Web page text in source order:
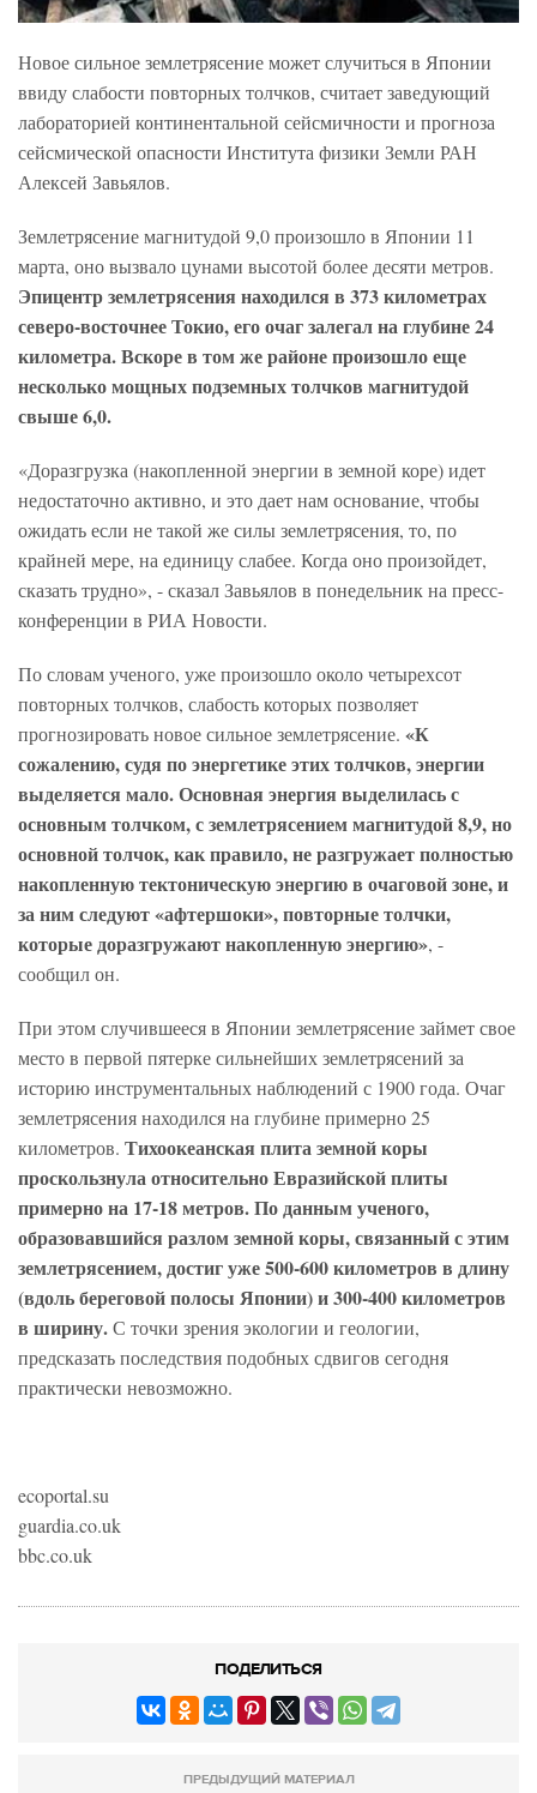
Новое сильное землетрясение может случиться в Японии
ввиду слабости повторных толчков, считает заведующий
лабораторией континентальной сейсмичности и прогноза
сейсмической опасности Института физики Земли РАН
Алексей Завьялов.
Землетрясение магнитудой 9,0 произошло в Японии 11
марта, оно вызвало цунами высотой более десяти метров.
Эпицентр землетрясения находился в 373 километрах
северо-восточнее Токио, его очаг залегал на глубине 24
километра. Вскоре в том же районе произошло еще
несколько мощных подземных толчков магнитудой
свыше 6,0.
«Доразгрузка (накопленной энергии в земной коре) идет
недостаточно активно, и это дает нам основание, чтобы
ожидать если не такой же силы землетрясения, то, по
крайней мере, на единицу слабее. Когда оно произойдет,
сказать трудно», - сказал Завьялов в понедельник на пресс-
конференции в РИА Новости.
По словам ученого, уже произошло около четырехсот
повторных толчков, слабость которых позволяет
прогнозировать новое сильное землетрясение. «К
сожалению, судя по энергетике этих толчков, энергии
выделяется мало. Основная энергия выделилась с
основным толчком, с землетрясением магнитудой 8,9, но
основной толчок, как правило, не разгружает полностью
накопленную тектоническую энергию в очаговой зоне, и
за ним следуют «афтершоки», повторные толчки,
которые доразгружают накопленную энергию», -
сообщил он.
При этом случившееся в Японии землетрясение займет свое
место в первой пятерке сильнейших землетрясений за
историю инструментальных наблюдений с 1900 года. Очаг
землетрясения находился на глубине примерно 25
километров. Тихоокеанская плита земной коры
проскользнула относительно Евразийской плиты
примерно на 17-18 метров. По данным ученого,
образовавшийся разлом земной коры, связанный с этим
землетрясением, достиг уже 500-600 километров в длину
(вдоль береговой полосы Японии) и 300-400 километров
в ширину.С точки зрения экологии и геологии,
предсказать последствия подобных сдвигов сегодня
практически невозможно.
ecoportal.su
guardia.co.uk
bbc.co.uk
ПОДЕЛИТЬСЯ
ПРЕДЫДУЩИЙ МАТЕРИАЛ